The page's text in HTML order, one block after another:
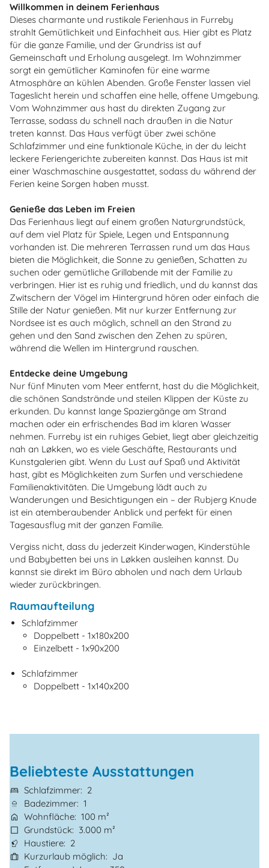
Willkommen in deinem Ferienhaus
Dieses charmante und rustikale Ferienhaus in Furreby
strahlt Gemütlichkeit und Einfachheit aus. Hier gibt es Platz
für die ganze Familie, und der Grundriss ist auf
Gemeinschaft und Erholung ausgelegt. Im Wohnzimmer
sorgt ein gemütlicher Kaminofen für eine warme
Atmosphäre an kühlen Abenden. Große Fenster lassen viel
Tageslicht herein und schaffen eine helle, offene Umgebung.
Vom Wohnzimmer aus hast du direkten Zugang zur
Terrasse, sodass du schnell nach draußen in die Natur
treten kannst. Das Haus verfügt über zwei schöne
Schlafzimmer und eine funktionale Küche, in der du leicht
leckere Feriengerichte zubereiten kannst. Das Haus ist mit
einer Waschmaschine ausgestattet, sodass du während der
Ferien keine Sorgen haben musst.
Genieße das Leben im Freien
Das Ferienhaus liegt auf einem großen Naturgrundstück,
auf dem viel Platz für Spiele, Legen und Entspannung
vorhanden ist. Die mehreren Terrassen rund um das Haus
bieten die Möglichkeit, die Sonne zu genießen, Schatten zu
suchen oder gemütliche Grillabende mit der Familie zu
verbringen. Hier ist es ruhig und friedlich, und du kannst das
Zwitschern der Vögel im Hintergrund hören oder einfach die
Stille der Natur genießen. Mit nur kurzer Entfernung zur
Nordsee ist es auch möglich, schnell an den Strand zu
gehen und den Sand zwischen den Zehen zu spüren,
während die Wellen im Hintergrund rauschen.
Entdecke deine Umgebung
Nur fünf Minuten vom Meer entfernt, hast du die Möglichkeit,
die schönen Sandstrände und steilen Klippen der Küste zu
erkunden. Du kannst lange Spaziergänge am Strand
machen oder ein erfrischendes Bad im klaren Wasser
nehmen. Furreby ist ein ruhiges Gebiet, liegt aber gleichzeitig
nah an Løkken, wo es viele Geschäfte, Restaurants und
Kunstgalerien gibt. Wenn du Lust auf Spaß und Aktivität
hast, gibt es Möglichkeiten zum Surfen und verschiedene
Familienaktivitäten. Die Umgebung lädt auch zu
Wanderungen und Besichtigungen ein – der Rubjerg Knude
ist ein atemberaubender Anblick und perfekt für einen
Tagesausflug mit der ganzen Familie.
Vergiss nicht, dass du jederzeit Kinderwagen, Kinderstühle
und Babybetten bei uns in Løkken ausleihen kannst. Du
kannst sie direkt im Büro abholen und nach dem Urlaub
wieder zurückbringen.
Raumaufteilung
Schlafzimmer
Doppelbett - 1x180x200
Einzelbett - 1x90x200
Schlafzimmer
Doppelbett - 1x140x200
Beliebteste Ausstattungen
Schlafzimmer
2
Badezimmer 1
Wohnfläche 100 m²
Grundstück
3.000 m²
Haustiere
2
Kurzurlaub möglich
Ja